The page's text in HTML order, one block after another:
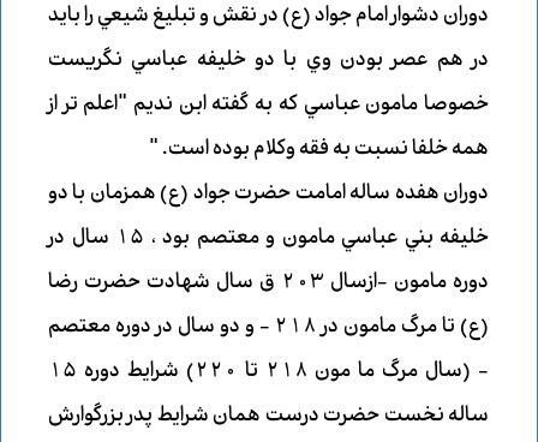
دوران دشوار امام جواد (ع) در نقش و تبليغ شيعي را بايد
در هم عصر بودن وي با دو خليفه عباسي نگريست
خصوصا مامون عباسي كه به گفته ابن نديم "اعلم تر از
همه خلفا نسبت به فقه وكلام بوده است. "
دوران هفده ساله امامت حضرت جواد (ع) همزمان با دو
خليفه بني عباسي مامون و معتصم بود ، 15 سال در
دوره مامون -ازسال 203 ق سال شهادت حضرت رضا
(ع) تا مرگ مامون در 218 - و دو سال در دوره معتصم
- (سال مرگ ما مون 218 تا 220)
شرايط دوره 15
ساله نخست حضرت درست همان شرايط پدر بزرگوارش